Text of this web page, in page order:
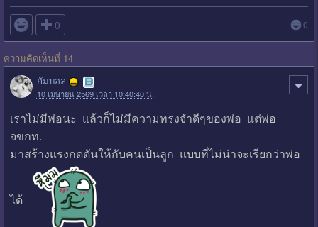
 0 0
ความคิดเห็นที่ 14
กัมบอล
10 เมษายน 2569 เวลา 10:40:40 น.
เราไม่มีพ่อนะ แล้วก็ไม่มีความทรงจำดีๆของพ่อ แต่พ่อ
จขกท.
มาสร้างแรงกดดันให้กับคนเป็นลูก แบบที่ไม่น่าจะเรียกว่าพ่อ
ได้